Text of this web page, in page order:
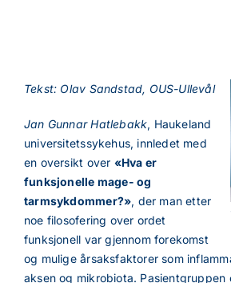
Tekst: Olav Sandstad, OUS-Ullevål
Jan Gunnar Hatlebakk, Haukeland
universitetssykehus, innledet med
en oversikt over «Hva er
funksjonelle mage- og
tarmsykdommer?», der man etter
noe filosofering over ordet
funksjonell var gjennom forekomst
og mulige årsaksfaktorer som
aksen og mikrobiota. Pasientgruppen